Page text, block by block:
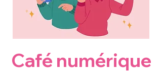
Café numérique